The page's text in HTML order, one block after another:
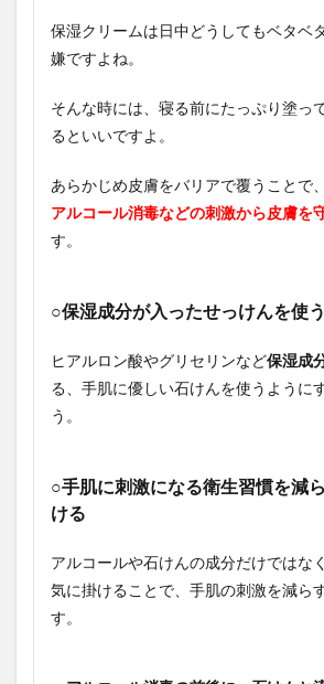
保湿クリームは日中どうしてもベタベ
嫌ですよね。
そんな時には、寝る前にたっぷり塗っ
るといいですよ。
あらかじめ皮膚をバリアで覆うことで、
アルコール消毒などの刺激から皮膚を
す。
○保湿成分が入ったせっけんを使う
ヒアルロン酸やグリセリンなど保湿成
る、手肌に優しい石けんを使うように
う。
○手肌に刺激になる衛生習慣を減
ける
アルコールや石けんの成分だけではな
気に掛けることで、手肌の刺激を減ら
す。